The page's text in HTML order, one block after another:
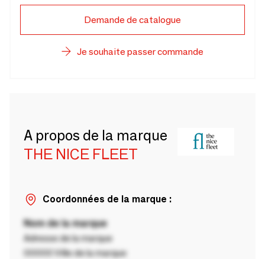
Demande de catalogue
Je souhaite passer commande
A propos de la marque
THE NICE FLEET
Coordonnées de la marque :
Nom de la marque
Adresse de la marque
00000 Ville de la marque